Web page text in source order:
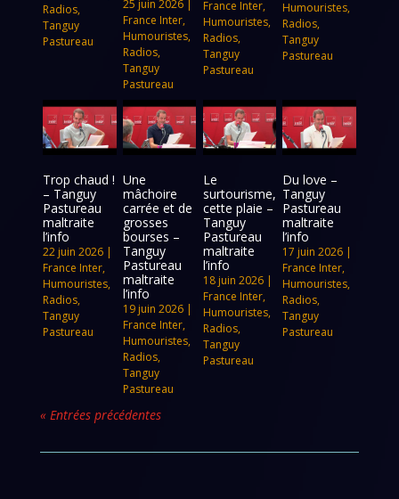
Radios,
Tanguy
Pastureau
25 juin 2026|
France Inter,
Humouristes,
Radios,
Tanguy
Pastureau
France Inter,
Humouristes,
Radios,
Tanguy
Pastureau
Humouristes,
Radios,
Tanguy
Pastureau
Trop chaud !
– Tanguy
Pastureau
maltraite
l’info
22 juin 2026 |
France Inter,
Humouristes,
Radios,
Tanguy
Pastureau
Une
mâchoire
carrée et de
grosses
bourses –
Tanguy
Pastureau
maltraite
l’info
19 juin 2026|
France Inter,
Humouristes,
Radios,
Tanguy
Pastureau
Le
surtourisme,
cette plaie –
Tanguy
Pastureau
maltraite
l’info
18 juin 2026|
France Inter,
Humouristes,
Radios,
Tanguy
Pastureau
Du love –
Tanguy
Pastureau
maltraite
l’info
17 juin 2026 |
France Inter,
Humouristes,
Radios,
Tanguy
Pastureau
« Entrées précédentes